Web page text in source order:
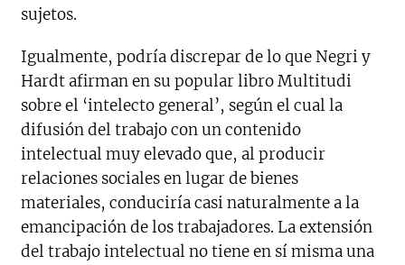
sujetos.
Igualmente, podría discrepar de lo que Negri y
Hardt afirman en su popular libro Multitudi
sobre el ‘intelecto general’, según el cual la
difusión del trabajo con un contenido
intelectual muy elevado que, al producir
relaciones sociales en lugar de bienes
materiales, conduciría casi naturalmente a la
emancipación de los trabajadores. La extensión
del trabajo intelectual no tiene en sí misma una